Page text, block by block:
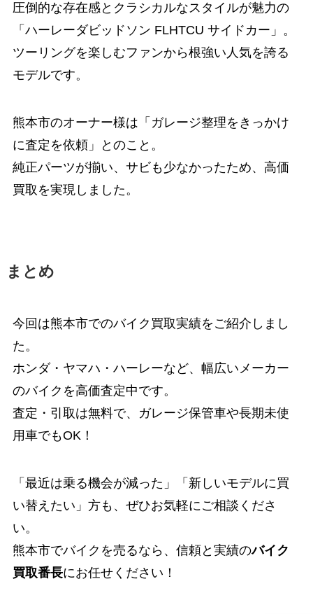
圧倒的な存在感とクラシカルなスタイルが魅力の
「ハーレーダビッドソン FLHTCU サイドカー」。
ツーリングを楽しむファンから根強い人気を誇る
モデルです。
熊本市のオーナー様は「ガレージ整理をきっかけ
に査定を依頼」とのこと。
純正パーツが揃い、サビも少なかったため、高価
買取を実現しました。
まとめ
今回は熊本市でのバイク買取実績をご紹介しまし
た。
ホンダ・ヤマハ・ハーレーなど、幅広いメーカー
のバイクを高価査定中です。
査定・引取は無料で、ガレージ保管車や長期未使
用車でもOK！
「最近は乗る機会が減った」「新しいモデルに買
い替えたい」方も、ぜひお気軽にご相談くださ
い。
熊本市でバイクを売るなら、信頼と実績のバイク
買取番長にお任せください！